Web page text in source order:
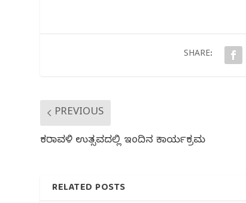
o p mSHARE:
PREVIOUS
ಕರಾವಳಿ ಉತ್ಸವದಲ್ಲಿ ಇಂದಿನ ಕಾರ್ಯಕ್ರಮ
RELATED POSTS